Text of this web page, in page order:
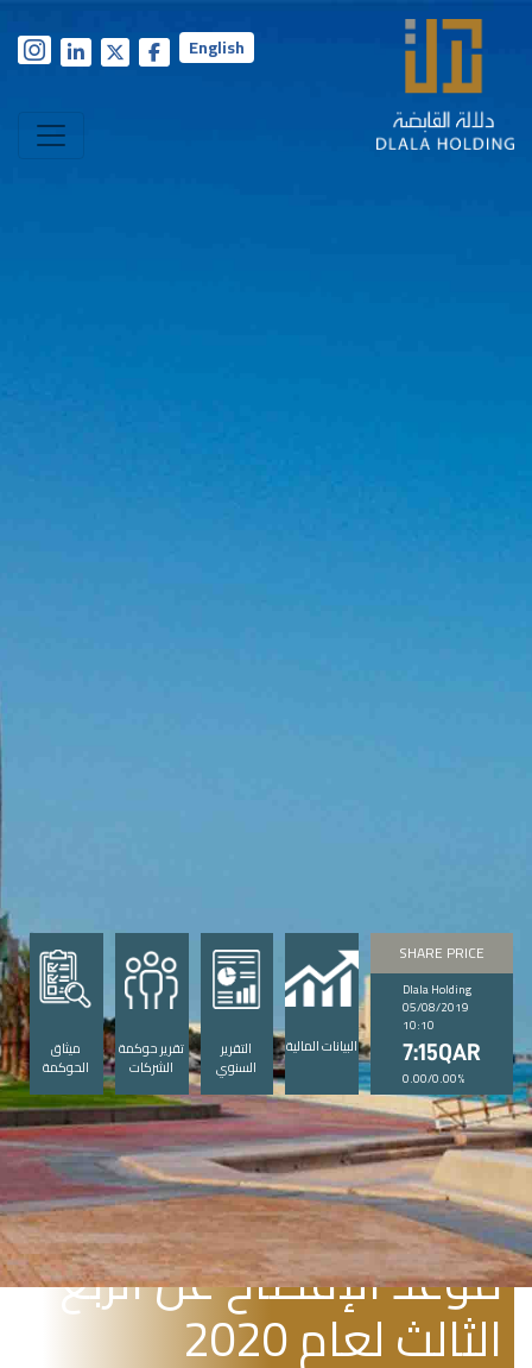
English
SHARE PRICE
Dlala Holding
05/08/2019
10:10
7:15QAR
0.00/0.00%
البيانات المالية
التقرير
السنوي
تقرير حوكمة
الشركات
ميثاق
الحوكمة
أكتوبر 5, 2020
موعد الإفصاح عن الربع
الثالث لعام 2020